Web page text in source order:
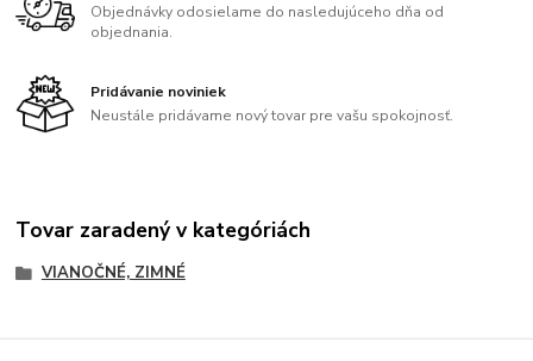
Objednávky odosielame do nasledujúceho dňa od
objednania.
Pridávanie noviniek
Neustále pridávame nový tovar pre vašu spokojnosť.
Tovar zaradený v kategóriách
VIANOČNÉ, ZIMNÉ